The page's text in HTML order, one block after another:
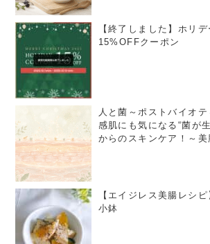
【終了しました】ホリ
15%OFFクーポン
人と菌～ポストバイオ
感肌にも気になる“菌が
からのスキンケア！～
【エイジレス美腸レシ
小鉢